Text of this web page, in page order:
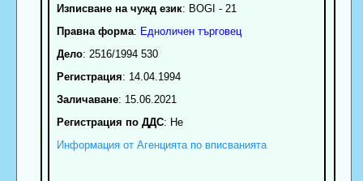
Изписване на чужд език: BOGI - 21
Правна форма: Едноличен търговец
Дело: 2516/1994 530
Регистрация: 14.04.1994
Заличаване: 15.06.2021
Регистрация по ДДС: Нe
Информация от Агенцията по вписванията